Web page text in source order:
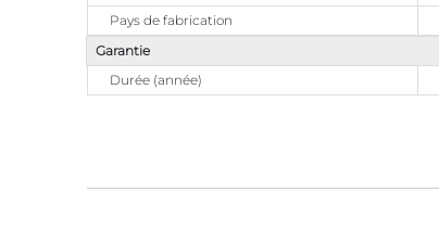
Pays de fabrication
Garantie
Durée (année)